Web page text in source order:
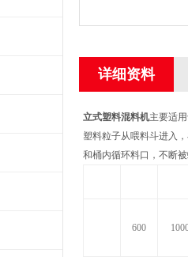
详细资料
立式塑料混料机主要适
塑料粒子从喂料斗进入
和桶内循环料口，不断
600